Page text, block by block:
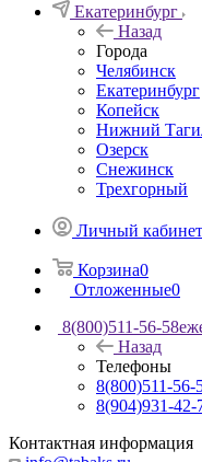
Екатеринбург
Назад
Города
Челябинск
Екатеринбург
Копейск
Нижний
Озерск
Снежинск
Трехгорный
Личный кабинет
Корзина0
Отложенные0
8(800)511-56-58
Назад
Телефоны
8(800)511-56-
8(904)931-42-
Контактная информация